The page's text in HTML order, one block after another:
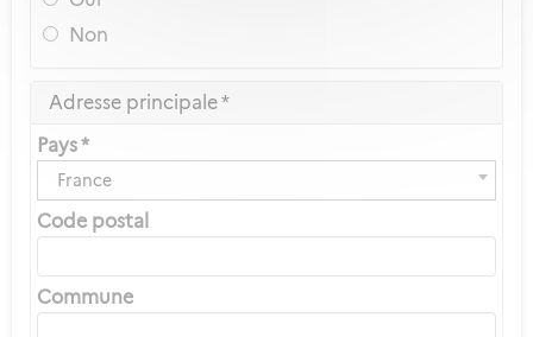
Non
Adresse principale *
Pays *
France
Code postal
Commune